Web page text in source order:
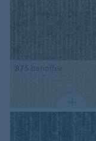
875 banoffee